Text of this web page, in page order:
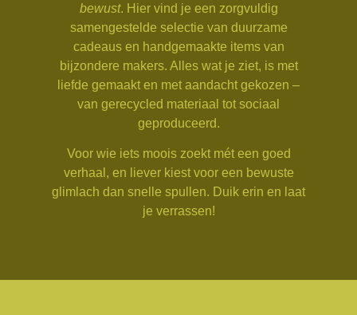
bewust. Hier vind je een zorgvuldig
samengestelde selectie van duurzame
cadeaus en handgemaakte items van
bijzondere makers. Alles wat je ziet, is met
liefde gemaakt en met aandacht gekozen –
van gerecycled materiaal tot sociaal
geproduceerd.
Voor wie iets moois zoekt mét een goed
verhaal, en liever kiest voor een bewuste
glimlach dan snelle spullen. Duik erin en laat
je verrassen!